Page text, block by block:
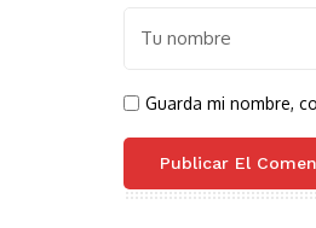
Guarda mi nombre,